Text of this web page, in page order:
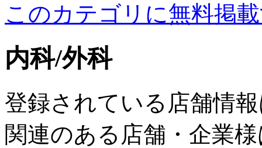
このカテゴリに無料掲
内科/外科
登録されている店舗情
関連のある店舗・企業